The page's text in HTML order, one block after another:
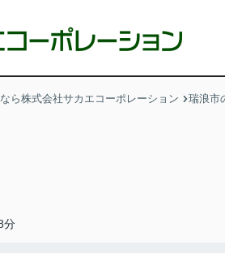
ら株式会社サカエコーポレーション 瑞浪市
分